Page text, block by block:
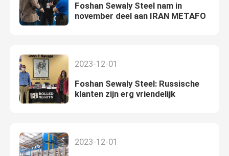
Foshan Sewaly Steel nam in
november deel aan IRAN METAFO
2023-12-01
Foshan Sewaly Steel: Russische
klanten zijn erg vriendelijk
2023-12-01